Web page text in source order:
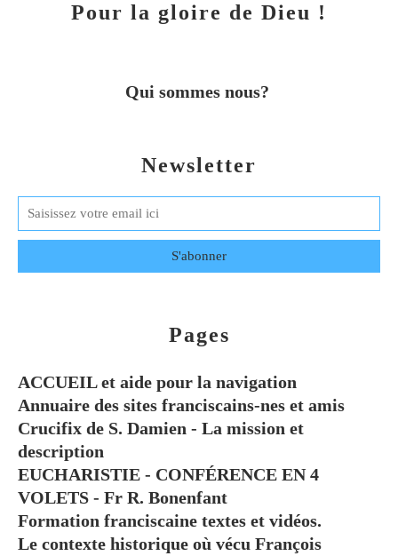
Newsletter
Pages
ACCUEIL et aide pour la navigation
Annuaire des sites franciscains-nes et amis
Crucifix de S. Damien - La mission et
description
EUCHARISTIE - CONFÉRENCE EN 4
VOLETS - Fr R. Bonenfant
Formation franciscaine textes et vidéos.
Le contexte historique où vécu François
Pour la gloire de Dieu !
Qui sommes nous?